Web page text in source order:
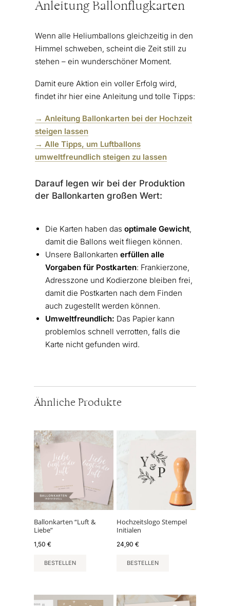
Anleitung Ballonflugkarten
Wenn alle Heliumballons gleichzeitig in den
Himmel schweben, scheint die Zeit still zu
stehen – ein wunderschöner Moment.
Damit eure Aktion ein voller Erfolg wird,
findet ihr hier eine Anleitung und tolle Tipps:
→ Anleitung Ballonkarten bei der Hochzeit
steigen lassen
→ Alle Tipps, um Luftballons
umweltfreundlich steigen zu lassen
Darauf legen wir bei der Produktion
der Ballonkarten großen Wert:
Die Karten haben das optimale Gewicht,
damit die Ballons weit fliegen können.
Unsere Ballonkarten erfüllen alle
Vorgaben für Postkarten: Frankierzone,
Adresszone und Kodierzone bleiben frei,
damit die Postkarten nach dem Finden
auch zugestellt werden können.
Umweltfreundlich: Das Papier kann
problemlos schnell verrotten, falls die
Karte nicht gefunden wird.
Ähnliche Produkte
Ballonkarten “Luft &
Liebe”
1,50 €
BESTELLEN
Hochzeitslogo Stempel
Initialen
24,90€
BESTELLEN